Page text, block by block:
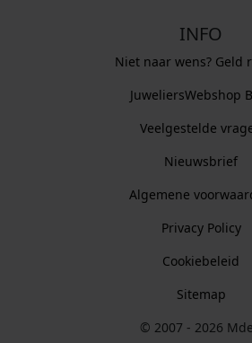
INFO
Niet naar wens? Geld
JuweliersWebshop
Veelgestelde
Nieuwsbrief
Algemene
Privacy Policy
Cookiebeleid
Sitemap
© 2007 - 2026